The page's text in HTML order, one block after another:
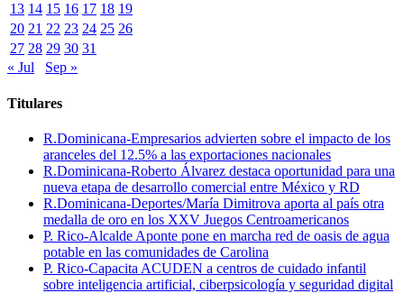
13 14 15 16 17 18 19
20 21 22 23 24 25 26
27 28 29 30 31
« Jul
Sep »
Titulares
R.Dominicana-Empresarios advierten sobre el impacto de los
aranceles del 12.5% a las exportaciones nacionales
R.Dominicana-Roberto Álvarez destaca oportunidad para una
nueva etapa de desarrollo comercial entre México y RD
R.Dominicana-Deportes/María Dimitrova aporta al país otra
medalla de oro en los XXV Juegos Centroamericanos
P. Rico-Alcalde Aponte pone en marcha red de oasis de agua
potable en las comunidades de Carolina
P. Rico-Capacita ACUDEN a centros de cuidado infantil
sobre inteligencia artificial, ciberpsicología y seguridad digital